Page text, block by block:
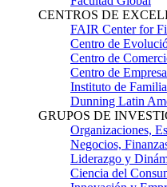
CENTROS DE
FAIR Center for
Centro de
Centro de
Centro de
Instituto de
Dunning Latin
GRUPOS DE
Organizaciones,
Negocios,
Liderazgo y
Ciencia del